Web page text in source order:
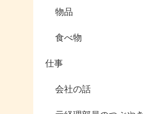
物品
食べ物
仕事
会社の話